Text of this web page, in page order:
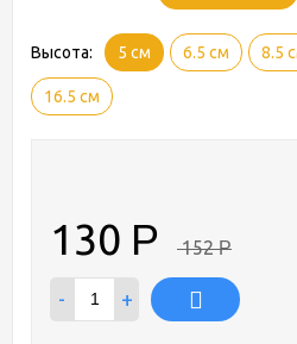
Высота: 5 см 6.5 см 8.5
16.5 см
130 Р 152Р
- +